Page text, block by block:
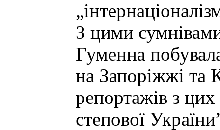
З цими
Гуменна
на Запоріжжі та
репортажів з цих
степової